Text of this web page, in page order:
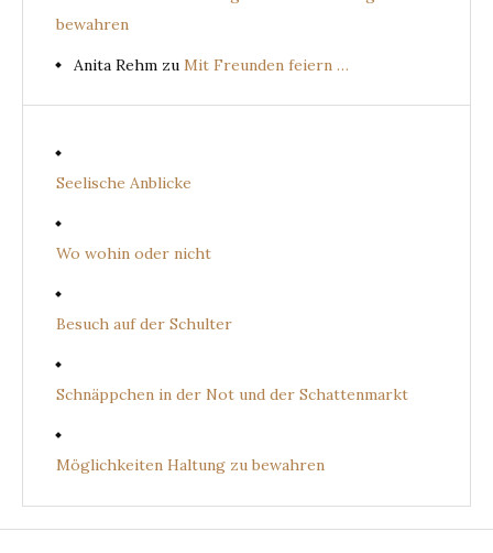
bewahren
Anita Rehm zu Mit Freunden feiern …
Seelische Anblicke
Wo wohin oder nicht
Besuch auf der Schulter
Schnäppchen in der Not und der Schattenmarkt
Möglichkeiten Haltung zu bewahren